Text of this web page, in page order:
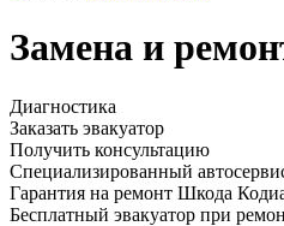
Замена и
Диагностика
Заказать эвакуатор
Получить консультацию
Специализированный
Гарантия на ремонт Шкода
Бесплатный эвакуатор при